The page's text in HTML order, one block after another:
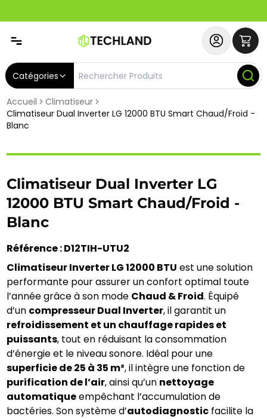
Catégories
Accueil
Climatiseur
Climatiseur Dual Inverter LG 12000 BTU Smart Chaud/Froid -
Blanc
Climatiseur Dual Inverter LG
12000 BTU Smart Chaud/Froid -
Blanc
Référence : D12TIH-UTU2
Climatiseur Inverter LG 12000 BTU est une solution
performante pour assurer un confort optimal toute
l’année grâce à son mode Chaud & Froid. Équipé
d’un compresseur Dual Inverter
refroidissement et un chauffage rapides et
puissants, tout en réduisant la consommation
superficie de 25 à 35 m²
purification de l’air, ainsi qu’un nettoyage
automatique empêchant l’accumulation de
bactéries. Son système d’autodiagnostic facilite la